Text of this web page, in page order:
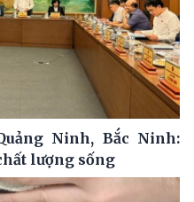
Ninh, Bắc Ninh:
lượng sống